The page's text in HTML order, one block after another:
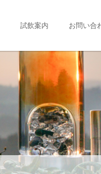
試飲案内 お問い合